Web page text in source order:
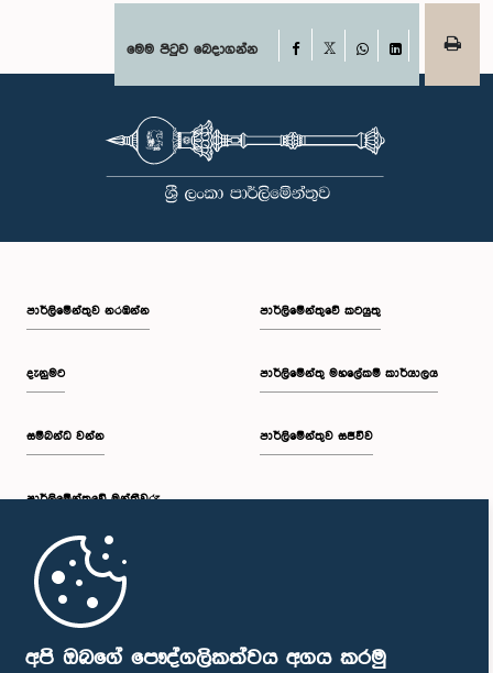
අපි ඔබගේ පෞද්ගලිකත්වය අගය කරමු
මෙම පිටුව බෙදාගන්න Facebook
පාර්ලි‌මේන්තුව නරඹන්න
දැනුමට
සම්බන්ධ වන්න
පාර්ලි‌මේන්තුවේ මන්ත්‍රීවරු
මුල් පිටුව
පාර්ලිමේන්තුවේ කටයුතු
පාර්ලිමේන්තු මහලේකම් කාර්යාලය
පාර්ලිමේන්තුව සජීවීව
පාර්ලිමේන්තු ජංගම යෙදුම